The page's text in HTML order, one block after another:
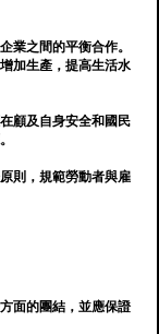
業之間的平衡合作。
加生產，提高生活水
顧及自身安全和國民
則，規範勞動者與雇
面的團結，並應保證